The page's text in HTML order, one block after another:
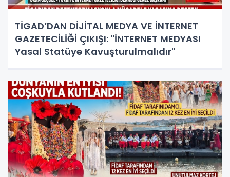
TİGAD’DAN DİJİTAL MEDYA VE İNTERNET
GAZETECİLİĞİ ÇIKIŞI: "İNTERNET MEDYASI
Yasal Statüye Kavuşturulmalıdır"